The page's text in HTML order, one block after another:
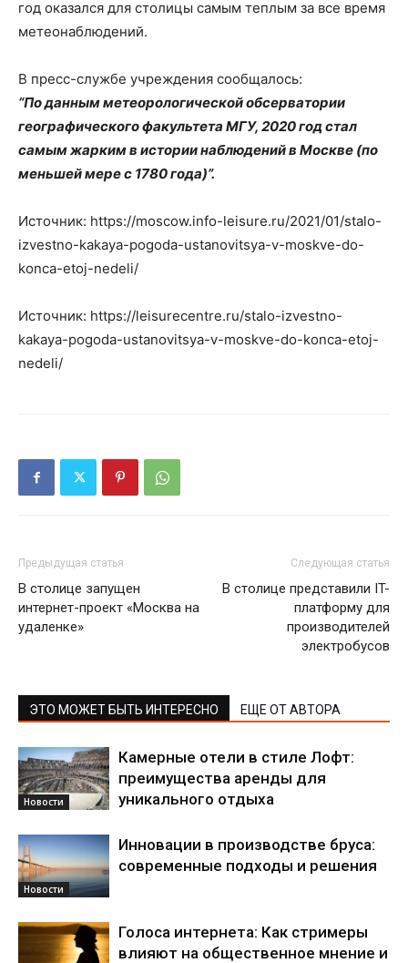
год оказался для столицы самым теплым за все время
метеонаблюдений.
В пресс-службе учреждения сообщалось:
“По данным метеорологической обсерватории
географического факультета МГУ, 2020 год стал
самым жарким в истории наблюдений в Москве (по
меньшей мере с 1780 года)”.
Источник: https://moscow.info-leisure.ru/2021/01/stalo-
izvestno-kakaya-pogoda-ustanovitsya-v-moskve-do-
konca-etoj-nedeli/
Источник: https://leisurecentre.ru/stalo-izvestno-
kakaya-pogoda-ustanovitsya-v-moskve-do-konca-etoj-
nedeli/
Предыдущая статья
В столице запущен
интернет-проект «Москва на
удаленке»
Следующая статья
В столице представили IT-
платформу для
производителей
электробусов
ЭТО МОЖЕТ БЫТЬ ИНТЕРЕСНО ЕЩЕ ОТ АВТОРА
Новости
Камерные отели в стиле Лофт:
преимущества аренды для
уникального отдыха
Новости
Инновации в производстве бруса:
современные подходы и решения
Голоса интернета: Как стримеры
влияют на общественное мнение и